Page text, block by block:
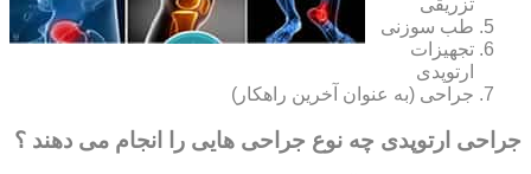
تزریقی
طب سوزنی
تجهیزات
ارتوپدی
جراحی (به عنوان آخرین راهکار)
جراحی ارتوپدی چه نوع جراحی هایی را انجام می دهند ؟